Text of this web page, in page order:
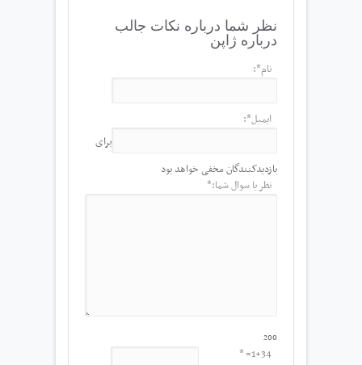
نظر شما درباره نکات جالب
درباره ژاپن
نام*:
ایمیل*:
برای
بازدیدکنندگان مخفی خواهد بود
نظر یا سوال شما:*
200
1+34= *